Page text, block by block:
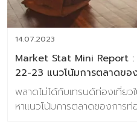
14.07.2023
Market Stat Mini Report
22-23 แนวโน้มการตลาดขอ
พลาดไม่ได้กับเทรนด์ท่องเที่ย
หาเเนวโน้มการตลาดของการ